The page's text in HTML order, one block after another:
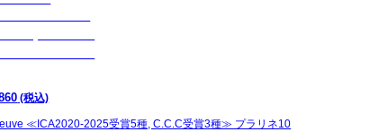
(税込)
≪ICA2020-2025受賞5種, C.C.C受賞3種≫ プラリネ10